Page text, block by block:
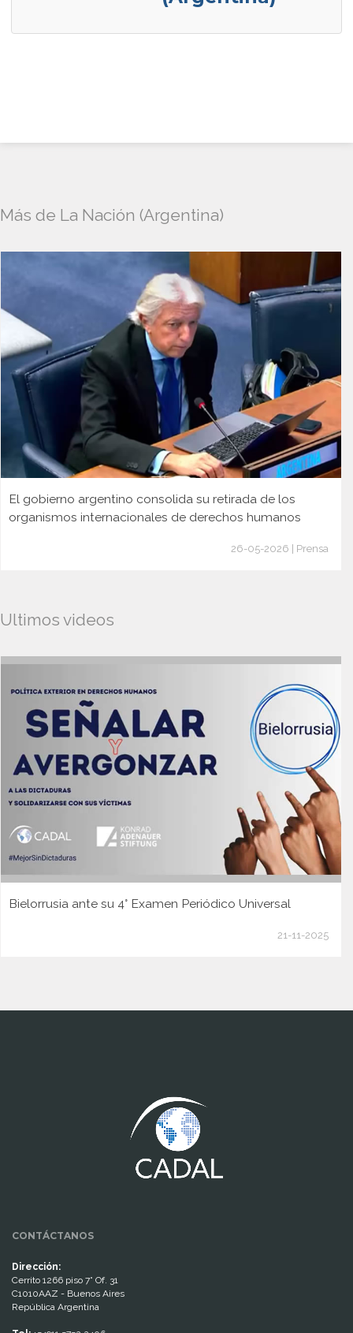
Más de La Nación (Argentina)
El gobierno argentino consolida su retirada de los
organismos internacionales de derechos humanos
26-05-2026 | Prensa
Ultimos videos
Bielorrusia ante su 4° Examen Periódico Universal
21-11-2025
CONTÁCTANOS
Dirección:
Cerrito 1266 piso 7° Of. 31
C1010AAZ - Buenos Aires
República Argentina